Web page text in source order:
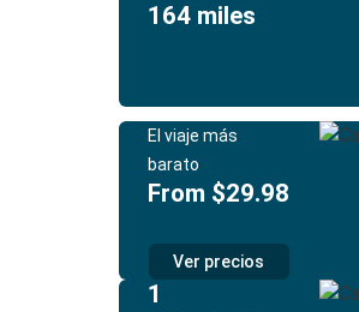
164 miles
El viaje más
barato
From $29.98
Ver precios
1